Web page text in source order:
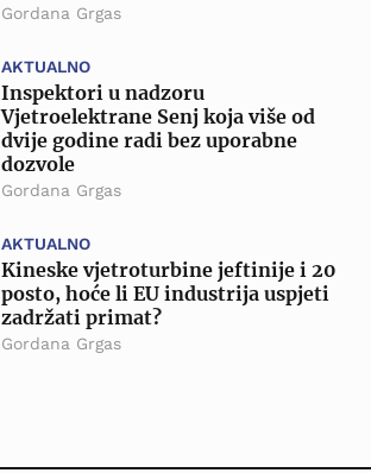
Gordana Grgas
AKTUALNO
Inspektori u nadzoru
Vjetroelektrane Senj koja više od
dvije godine radi bez uporabne
dozvole
Gordana Grgas
AKTUALNO
Kineske vjetroturbine jeftinije i 20
posto, hoće li EU industrija uspjeti
zadržati primat?
Gordana Grgas